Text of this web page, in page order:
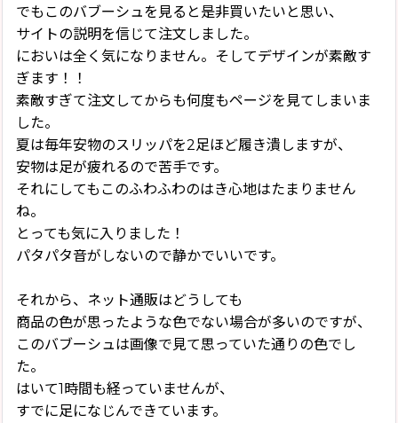
でもこのバブーシュを見ると是非買いたいと思い、
サイトの説明を信じて注文しました。
においは全く気になりません。そしてデザインが素敵す
ぎます！！
素敵すぎて注文してからも何度もページを見てしまいま
した。
夏は毎年安物のスリッパを2足ほど履き潰しますが、
安物は足が疲れるので苦手です。
それにしてもこのふわふわのはき心地はたまりません
ね。
とっても気に入りました！
パタパタ音がしないので静かでいいです。
それから、ネット通販はどうしても
商品の色が思ったような色でない場合が多いのですが、
このバブーシュは画像で見て思っていた通りの色でし
た。
はいて1時間も経っていませんが、
すでに足になじんできています。